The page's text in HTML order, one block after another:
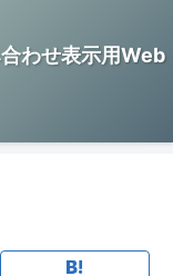
わせ表示用Web